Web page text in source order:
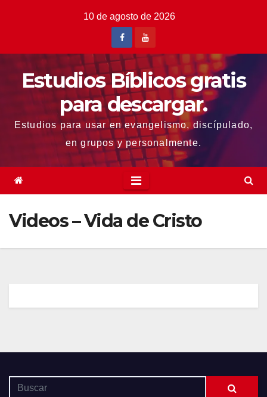
10 de agosto de 2026
Estudios Bíblicos gratis
para descargar.
Estudios para usar en evangelismo, discípulado,
en grupos y personalmente.
Videos – Vida de Cristo